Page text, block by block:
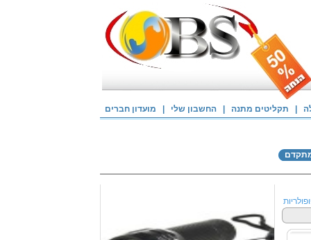
תקליטים מתנה החשבון שלי מועדון חברים